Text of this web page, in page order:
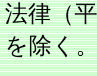
法律（
を除く